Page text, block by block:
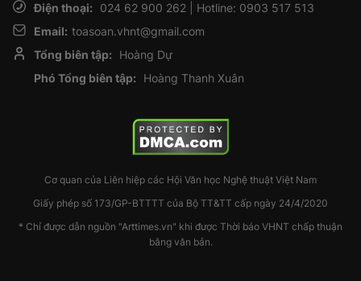
Điện thoại:
024 62 900 262 | Hotline: 0903 517 513
Email: toasoan.vhnt@gmail.com
Tổng biên tập:
Hoàng Dự
Phó Tổng biên tập:
Hoàng Thanh Xuân
Cơ quan của Liên hiệp các Hội Văn học Nghệ thuật Việt Nam
Giấy phép số 173/GP-BTTTT của Bộ TT&TT cấp ngày 24/4/2020
* Chỉ được dẫn nguồn "Arttimes.vn" khi được Thời báo VHNT chấp thuận
bằng văn bản.